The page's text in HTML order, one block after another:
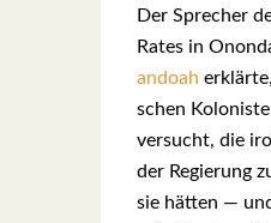
Der Spre­cher
Rates in
an­do­ah
schen
ver­sucht, die
der Regie­rung
sie hät­ten —